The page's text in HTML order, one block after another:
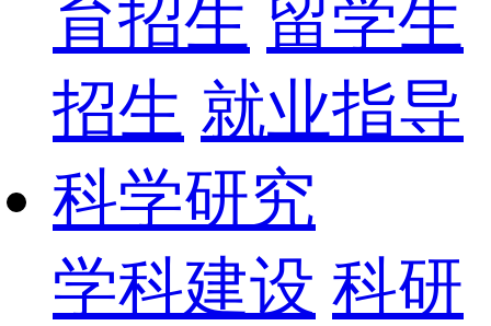
育招生 留学生
招生 就业指导
科学研究
学科建设 科研